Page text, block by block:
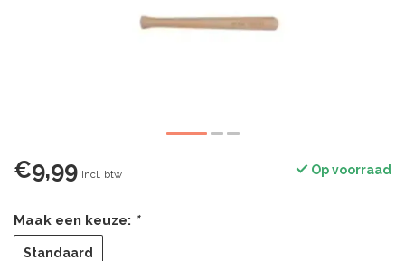
€9,99 Incl. btw Op voorraad
Maak een keuze: *
Standaard